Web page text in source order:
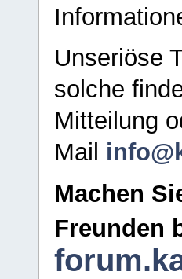
Unseriöse
solche
Mitteilung
Mail
Machen
Freunden